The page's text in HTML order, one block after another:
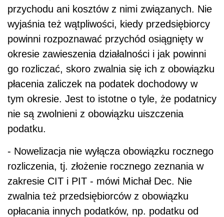
przychodu ani kosztów z nimi związanych. Nie
wyjaśnia też wątpliwości, kiedy przedsiębiorcy
powinni rozpoznawać przychód osiągnięty w
okresie zawieszenia działalności i jak powinni
go rozliczać, skoro zwalnia się ich z obowiązku
płacenia zaliczek na podatek dochodowy w
tym okresie. Jest to istotne o tyle, że podatnicy
nie są zwolnieni z obowiązku uiszczenia
podatku.
- Nowelizacja nie wyłącza obowiązku rocznego
rozliczenia, tj. złożenie rocznego zeznania w
zakresie CIT i PIT - mówi Michał Dec. Nie
zwalnia też przedsiębiorców z obowiązku
opłacania innych podatków, np. podatku od